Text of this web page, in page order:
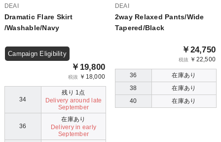
DEAI
Dramatic Flare Skirt
/Washable/Navy
Campaign Eligibility
￥19,800
税抜 ￥18,000
34
残り 1点
Delivery around late
September
36
在庫あり
Delivery in early
September
DEAI
2way Relaxed Pants/Wide
Tapered/Black
￥24,750
税抜 ￥22,500
36
在庫あり
38
在庫あり
40
在庫あり